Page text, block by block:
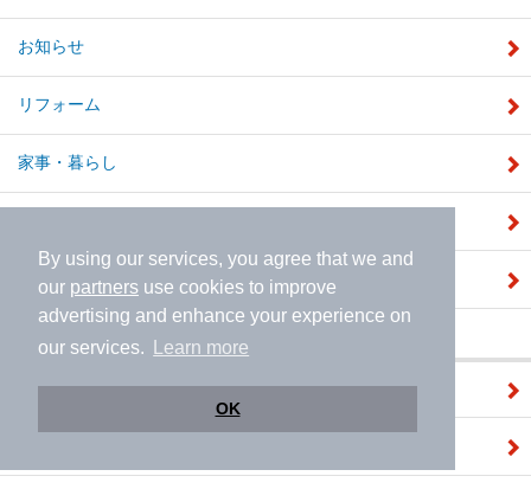
By using our services, you agree that we and
our partners use cookies to improve
advertising and enhance your experience on
our services.
Learn more
OK
お知らせ
リフォーム
家事・暮らし
キーワード
PR